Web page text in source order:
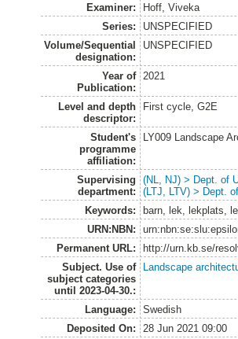
Examiner:
Hoff, Viveka
Series:
UNSPECIFIED
Volume/Sequential
designation:
UNSPECIFIED
Year of
Publication:
2021
Level and depth
descriptor:
First cycle, G2E
Student's
programme
affiliation:
LY009 Landscape
Supervising
department:
(NL, NJ) > Dept. of
(LTJ, LTV) > Dept.
Keywords:
barn, lek, lekplats,
URN:NBN:
Permanent URL:
http://urn.kb.se/
Subject. Use of
subject categories
until 2023-04-30.:
Landscape
Language:
Swedish
Deposited On:
28 Jun 2021 09:00